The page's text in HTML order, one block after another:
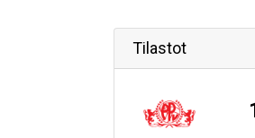
Tilastot